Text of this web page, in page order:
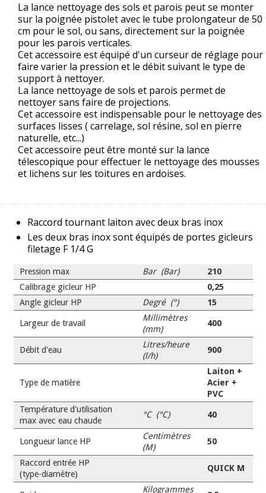
La lance nettoyage des sols et parois peut se monter
sur la poignée pistolet avec le tube prolongateur de 50
cm pour le sol, ou sans, directement sur la poignée
pour les parois verticales.
Cet accessoire est équipé d'un curseur de réglage pour
faire varier la pression et le débit suivant le type de
support à nettoyer.
La lance nettoyage de sols et parois permet de
nettoyer sans faire de projections.
Cet accessoire est indispensable pour le nettoyage des
surfaces lisses ( carrelage, sol résine, sol en pierre
naturelle, etc...)
Cet accessoire peut être monté sur la lance
télescopique pour effectuer le nettoyage des mousses
et lichens sur les toitures en ardoises.
Raccord tournant laiton avec deux bras inox
Les deux bras inox sont équipés de portes gicleurs
filetage F 1/4 G
Pression max Bar (Bar)
210
Calibrage gicleur HP
0,25
Angle gicleur HP
Degré (°) 15
Largeur de travail
Millimètres
(mm)
400
Débit d'eau
Litres/heure
(l/h)
900
Type de matière
Laiton +
Acier +
PVC
Température d'utilisation
max avec eau chaude
°C (°C) 40
Longueur lance HP
Centimètres
(M)
50
Raccord entrée HP
(type-diamètre)
QUICK M
Kilogrammes